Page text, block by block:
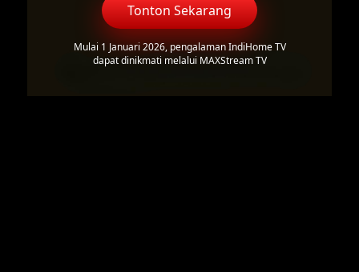
Tonton Sekarang
Mulai 1 Januari 2026, pengalaman IndiHome TV
dapat dinikmati melalui MAXStream TV